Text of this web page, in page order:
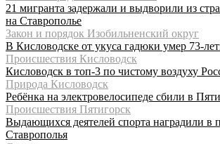
21 мигранта задержали и выдворили из
на Ставрополье
Закон и порядок Изобильненский округ
В Кисловодске от укуса гадюки умер 73-
Происшествия Кисловодск
Кисловодск в топ-3 по чистому воздуху
Природа Кисловодск
Ребёнка на электровелосипеде сбили в
Происшествия Пятигорск
Выдающихся деятелей спорта наградили в
Ставрополья